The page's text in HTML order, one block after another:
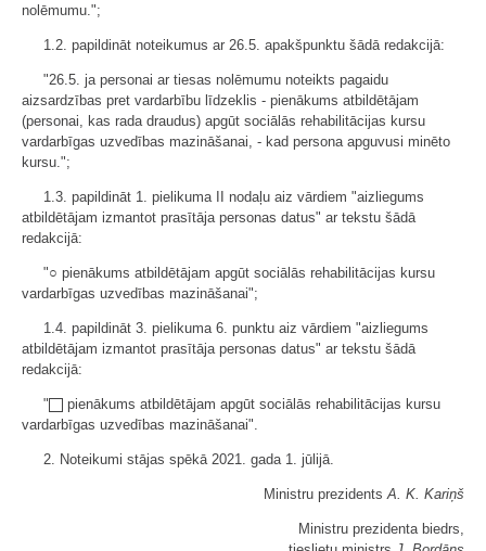
nolēmumu.";
1.2. papildināt noteikumus ar 26.5. apakšpunktu šādā redakcijā:
"26.5. ja personai ar tiesas nolēmumu noteikts pagaidu
aizsardzības pret vardarbību līdzeklis - pienākums atbildētājam
(personai, kas rada draudus) apgūt sociālās rehabilitācijas kursu
vardarbīgas uzvedības mazināšanai, - kad persona apguvusi minēto
kursu.";
1.3. papildināt 1. pielikuma II nodaļu aiz vārdiem "aizliegums
atbildētājam izmantot prasītāja personas datus" ar tekstu šādā
redakcijā:
"○ pienākums atbildētājam apgūt sociālās rehabilitācijas kursu
vardarbīgas uzvedības mazināšanai";
1.4. papildināt 3. pielikuma 6. punktu aiz vārdiem "aizliegums
atbildētājam izmantot prasītāja personas datus" ar tekstu šādā
redakcijā:
"
pienākums atbildētājam apgūt sociālās rehabilitācijas kursu
vardarbīgas uzvedības mazināšanai".
2. Noteikumi stājas spēkā 2021. gada 1. jūlijā.
Ministru prezidentsA. K. Kariņš
Ministru prezidenta biedrs,